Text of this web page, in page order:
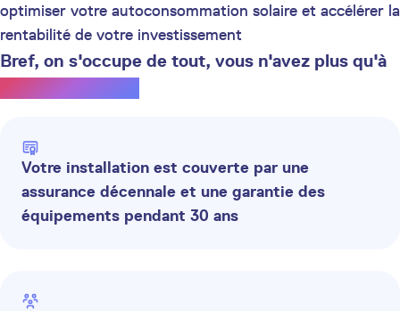
optimiser votre autoconsommation solaire et accélérer la
rentabilité de votre investissement
Bref, on s'occupe de tout, vous n'avez plus qu'à
profiter du soleil.
Votre installation est couverte par une
assurance décennale et une garantie des
équipements pendant 30 ans